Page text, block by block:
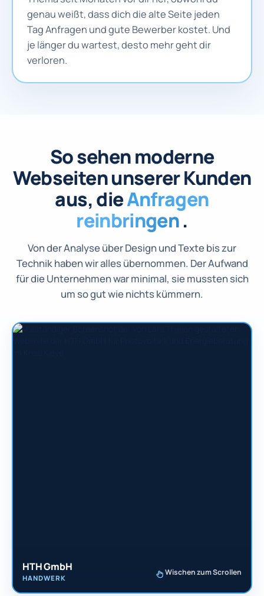
genau weißt, dass dich die alte Seite jeden
Tag Anfragen und gute Bewerber kostet. Und
je länger du wartest, desto mehr geht dir
verloren.
So sehen moderne
Webseiten unserer Kunden
aus, dieAnfragen
reinbringen.
Von der Analyse über Design und Texte bis zur
Technik haben wir alles übernommen. Der Aufwand
für die Unternehmen war minimal, sie mussten sich
um so gut wie nichts kümmern.
HTH GmbH
HANDWERK
Wischen zum Scrollen